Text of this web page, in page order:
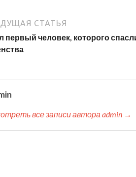
СТАТЬЯ
первый человек, которого
все записи автора admin →